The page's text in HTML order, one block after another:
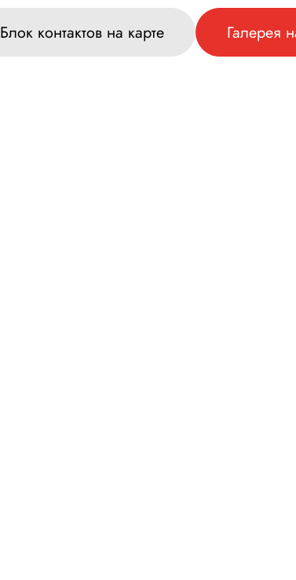
Блок контактов на карте Галерея